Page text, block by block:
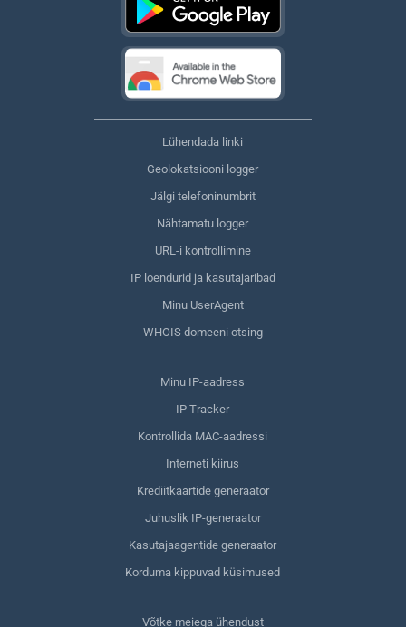
Lühendada linki
Geolokatsiooni logger
Jälgi telefoninumbrit
Nähtamatu logger
URL-i kontrollimine
IP loendurid ja kasutajaribad
Minu UserAgent
WHOIS domeeni otsing
Minu IP-aadress
IP Tracker
Kontrollida MAC-aadressi
Interneti kiirus
Krediitkaartide generaator
Juhuslik IP-generaator
Kasutajaagentide generaator
Korduma kippuvad küsimused
Võtke meiega ühendust